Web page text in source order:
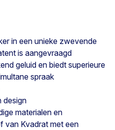
in een unieke zwevende
is aangevraagd
geluid en biedt superieure
spraak
design
materialen en
van Kvadrat met een